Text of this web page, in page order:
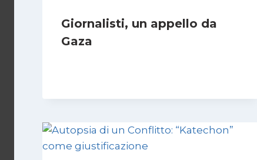
Giornalisti, un appello da
Gaza